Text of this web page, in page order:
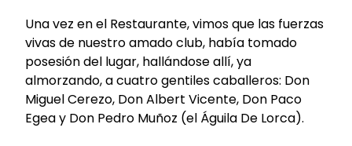
Una vez en el Restaurante, vimos que las fuerzas
vivas de nuestro amado club, había tomado
posesión del lugar, hallándose allí, ya
almorzando, a cuatro gentiles caballeros: Don
Miguel Cerezo, Don Albert Vicente, Don Paco
Egea y Don Pedro Muñoz (el Águila De Lorca).